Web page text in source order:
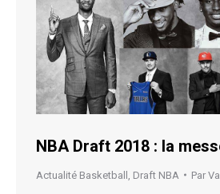
NBA Draft 2018 : la
Actualité Basketball Draft NBA Par